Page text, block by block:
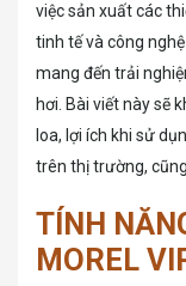
việc sản xuất các
tinh tế và công
mang đến trải
hơi. Bài viết này sẽ
loa, lợi ích khi sử
trên thị trường,
TÍNH
MOREL